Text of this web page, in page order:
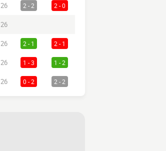
26 2 - 2 2 - 0
26
26 2 - 1 2 - 1
26 1 - 3 1 - 2
26 0 - 2 2 - 2